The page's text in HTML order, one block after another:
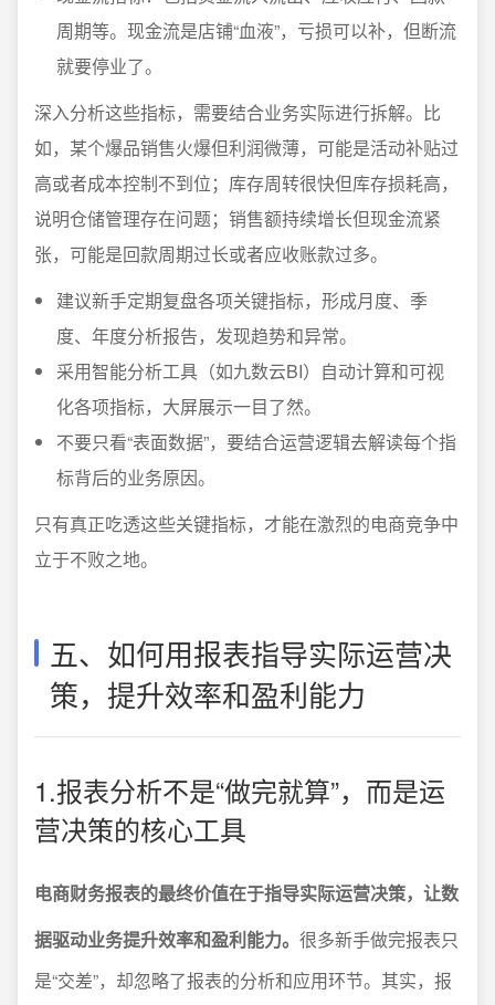
周期等。现金流是店铺“血液”，亏损可以补，但断流
就要停业了。
深入分析这些指标，需要结合业务实际进行拆解。比
如，某个爆品销售火爆但利润微薄，可能是活动补贴过
高或者成本控制不到位；库存周转很快但库存损耗高，
说明仓储管理存在问题；销售额持续增长但现金流紧
张，可能是回款周期过长或者应收账款过多。
建议新手定期复盘各项关键指标，形成月度、季
度、年度分析报告，发现趋势和异常。
采用智能分析工具（如九数云BI）自动计算和可视
化各项指标，大屏展示一目了然。
不要只看“表面数据”，要结合运营逻辑去解读每个指
标背后的业务原因。
只有真正吃透这些关键指标，才能在激烈的电商竞争中
立于不败之地。
五、如何用报表指导实际运营决
策，提升效率和盈利能力
1.报表分析不是“做完就算”，而是运
营决策的核心工具
电商财务报表的最终价值在于指导实际运营决策，让数
据驱动业务提升效率和盈利能力。 很多新手做完报表只
是“交差”，却忽略了报表的分析和应用环节。其实，报